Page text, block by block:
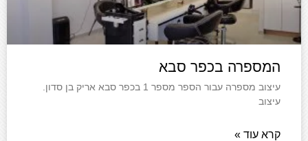
המספרה בכפר סבא
עיצוב מספרה עבור הספר מספר 1 בכפר סבא אריק בן סדון.
עיצוב
קרא עוד »